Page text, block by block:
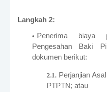
Langkah 2:
Penerima biaya
Pengesahan Baki
dokumen berikut:
Perjanjian
PTPTN; atau